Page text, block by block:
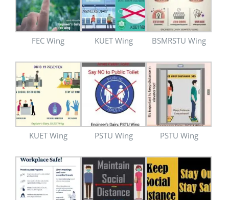
FEC Wing KUET Wing BSMRSTU Wing
KUET Wing PSTU Wing PSTU Wing